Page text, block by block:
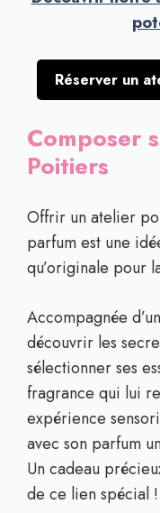
Réserver un
Composer
Poitiers
Offrir un atelier
parfum est une
qu’originale pour
Accompagnée
découvrir les
sélectionner ses
fragrance qui lui
expérience
avec son parfum
Un cadeau
de ce lien spécial !